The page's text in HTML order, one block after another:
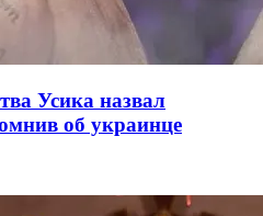
Усика назвал
об украинце